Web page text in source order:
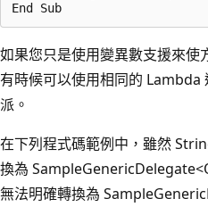
如果您只是使用變異數支援來
有時候可以使用相同的 Lambda
派。
在下列程式碼範例中，雖然
換為
無法明確轉換為